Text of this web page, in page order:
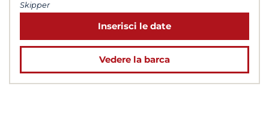
Skipper
Inserisci le date
Vedere la barca